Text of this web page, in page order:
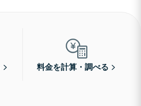
料金を計算・調べる